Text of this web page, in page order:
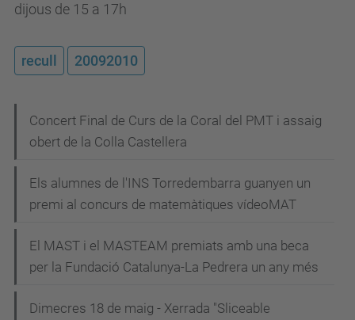
dijous de 15 a 17h
recull 20092010
g
c
Concert Final de Curs de la Coral del PMT i assaig
obert de la Colla Castellera
Els alumnes de l'INS Torredembarra guanyen un
premi al concurs de matemàtiques vídeoMAT
El MAST i el MASTEAM premiats amb una beca
per la Fundació Catalunya-La Pedrera un any més
Dimecres 18 de maig - Xerrada "Sliceable